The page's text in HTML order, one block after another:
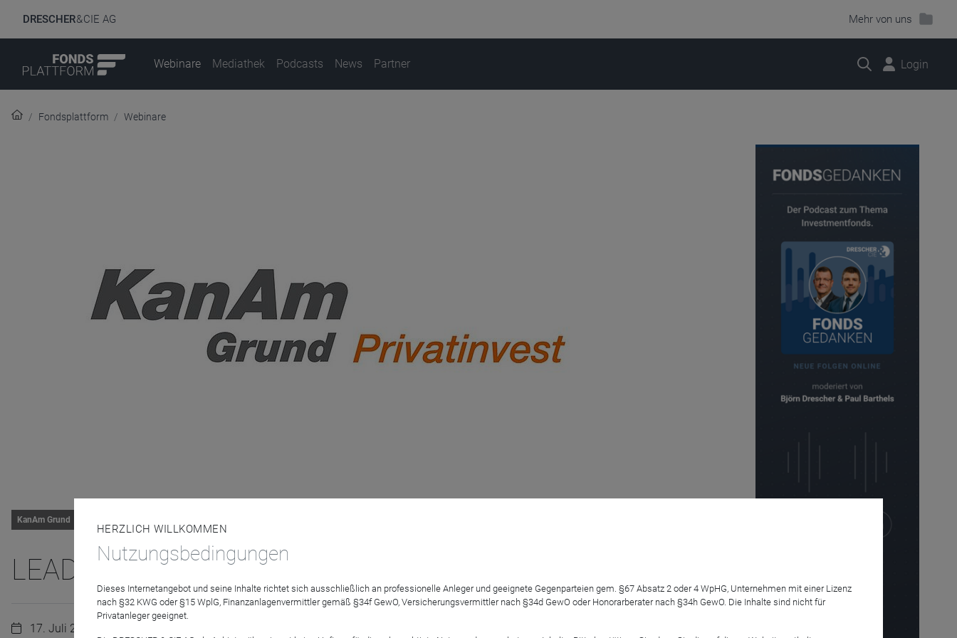
DRESCHER& CIE AG Mehr von uns
Suche Login
Webinare Mediathek Podcasts News Partner
Fondsplattform Webinare
KanAm Grund
LEADING CITIES INVEST «15-MINUTEN-UPDATE»
17. Juli 2024 | 09:30 Uhr
HERZLICH WILLKOMMEN
Nutzungsbedingungen
Dieses Internetangebot und seine Inhalte richtet sich ausschließlich an professionelle Anleger und geeignete Gegenparteien gem. §67 Absatz 2 oder 4 WpHG, Unternehmen mit einer Lizenz
nach §32 KWG oder §15 WplG, Finanzanlagenvermittler gemäß §34f GewO, Versicherungsvermittler nach §34d GewO oder Honorarberater nach §34h GewO. Die Inhalte sind nicht für
Privatanleger geeignet.